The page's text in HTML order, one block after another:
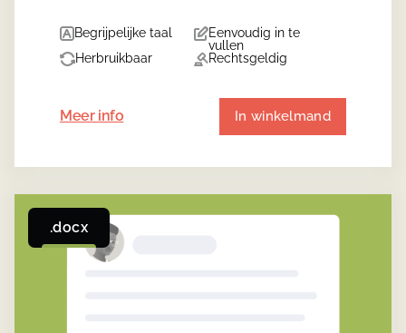
Begrijpelijke taal
Eenvoudig in te
vullen
Herbruikbaar
Rechtsgeldig
Meer info In winkelmand
.docx